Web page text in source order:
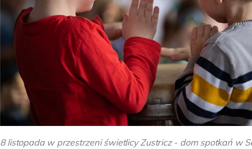
8 listopada w przestrzeni świetlicy Zustricz - dom spotkań w